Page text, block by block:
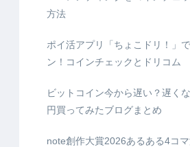
方法
ポイ活アプリ「ちょこドリ！」
ン！コインチェックとドリコム
ビットコイン今から遅い？遅く
円買ってみたブログまとめ
note創作大賞2026あるある4コ